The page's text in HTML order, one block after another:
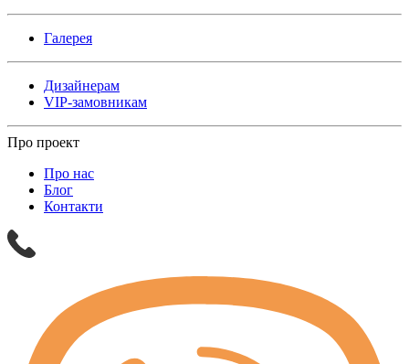
Галерея
Дизайнерам
VIP-замовникам
Про проект
Про нас
Блог
Контакти